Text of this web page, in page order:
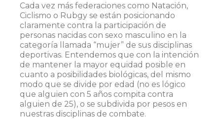
Cada vez más federaciones como Natación,
Ciclismo o Rubgy se están posicionando
claramente contra la participación de
personas nacidas con sexo masculino en la
categoría llamada “mujer” de sus disciplinas
deportivas. Entendemos que con la intención
de mantener la mayor equidad posible en
cuanto a posibilidades biológicas, del mismo
modo que se divide por edad (no es lógico
que alguien con 5 años compita contra
alguien de 25), o se subdivida por pesos en
nuestras disciplinas de combate.